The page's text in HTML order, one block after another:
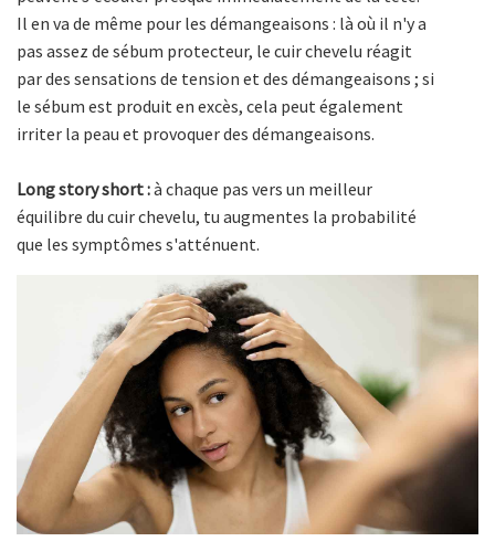
Il en va de même pour les démangeaisons : là où il n'y a
pas assez de sébum protecteur, le cuir chevelu réagit
par des sensations de tension et des démangeaisons ; si
le sébum est produit en excès, cela peut également
irriter la peau et provoquer des démangeaisons.
Long story short :à chaque pas vers un meilleur
équilibre du cuir chevelu, tu augmentes la probabilité
que les symptômes s'atténuent.